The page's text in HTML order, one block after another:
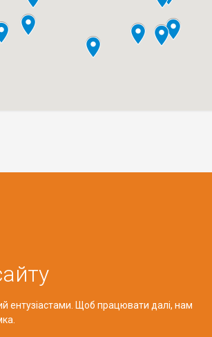
ентузіастами. Щоб працювати далі, нам